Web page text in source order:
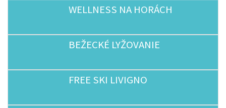
WELLNESS NA HORÁCH
BEŽECKÉ LYŽOVANIE
FREE SKI LIVIGNO